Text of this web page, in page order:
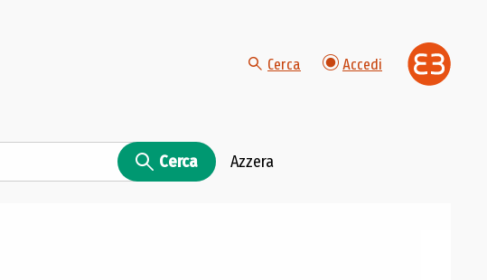
Cerca Accedi
Cerca Azzera